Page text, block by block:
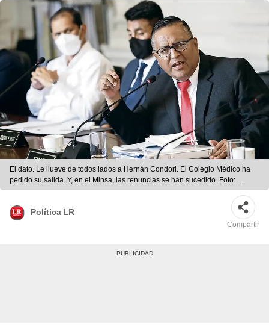
El dato. Le llueve de todos lados a Hernán Condori. El Colegio Médico ha
pedido su salida. Y, en el Minsa, las renuncias se han sucedido. Foto:
Presidencia
Política LR
Compartir